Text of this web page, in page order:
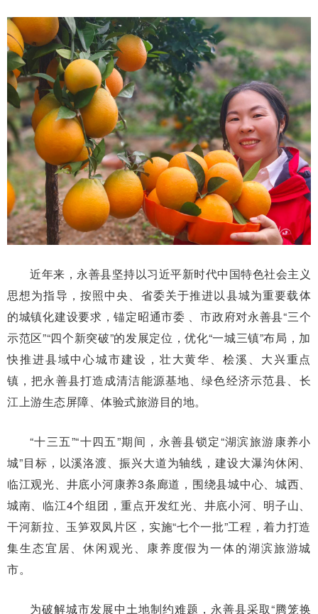
近年来，永善县坚持以习近平新时代中国特色社会主义
思想为指导，按照中央、省委关于推进以县城为重要载体
的城镇化建设要求，锚定昭通市委 、市政府对永善县“三个
示范区”“四个新突破”的发展定位，优化“一城三镇”布局，加
快推进县域中心城市建设，壮大黄华、桧溪、大兴重点
镇，把永善县打造成清洁能源基地、绿色经济示范县、长
江上游生态屏障、体验式旅游目的地。
“十三五”“十四五”期间，永善县锁定“湖滨旅游康养小
城”目标，以溪洛渡、振兴大道为轴线，建设大瀑沟休闲、
临江观光、井底小河康养3条廊道，围绕县城中心、城西、
城南、临江4个组团，重点开发红光、井底小河、明子山、
干河新拉、玉笋双凤片区，实施“七个一批”工程，着力打造
集生态宜居、休闲观光、康养度假为一体的湖滨旅游城
市。
为破解城市发展中土地制约难题，永善县采取“腾笼换